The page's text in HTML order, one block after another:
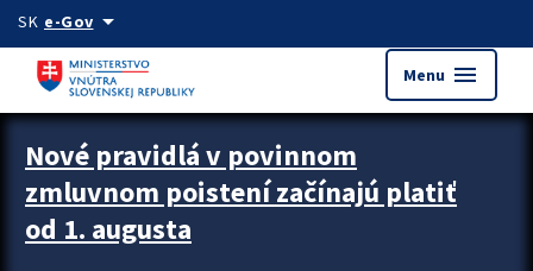
Preskocit na hlavný obsah
SK e-Govarrow_drop_down
Menu menu
Zastavit automatický posun upútavok
Nové pravidlá v povinnom
zmluvnom poistení začínajú platiť
od 1. augusta